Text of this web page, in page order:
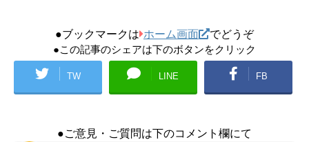
●ブックマークは ホーム画面
でどうぞ
●この記事のシェアは下のボタンをクリック
TW LINE FB
●ご意見・ご質問は下のコメント欄にて